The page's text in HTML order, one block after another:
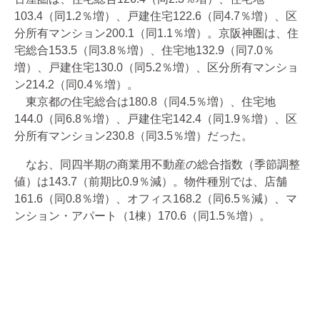
103.4（同1.2％増）、戸建住宅122.6（同4.7％増）、区
分所有マンション200.1（同1.1％増）。京阪神圏は、住
宅総合153.5（同3.8％増）、住宅地132.9（同7.0％
増）、戸建住宅130.0（同5.2％増）、区分所有マンショ
ン214.2（同0.4％増）。
東京都の住宅総合は180.8（同4.5％増）、住宅地
144.0（同6.8％増）、戸建住宅142.4（同1.9％増）、区
分所有マンション230.8（同3.5％増）だった。
なお、同四半期の商業用不動産の総合指数（季節調整
値）は143.7（前期比0.9％減）。物件種別では、店舗
161.6（同0.8％増）、オフィス168.2（同6.5％減）、マ
ンション・アパート（1棟）170.6（同1.5％増）。